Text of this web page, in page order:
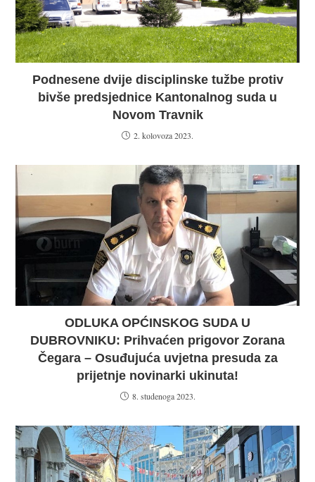
Podnesene dvije disciplinske tužbe protiv
bivše predsjednice Kantonalnog suda u
Novom Travnik
2. kolovoza 2023.
ODLUKA OPĆINSKOG SUDA U
DUBROVNIKU: Prihvaćen prigovor Zorana
Čegara – Osuđujuća uvjetna presuda za
prijetnje novinarki ukinuta!
8. studenoga 2023.